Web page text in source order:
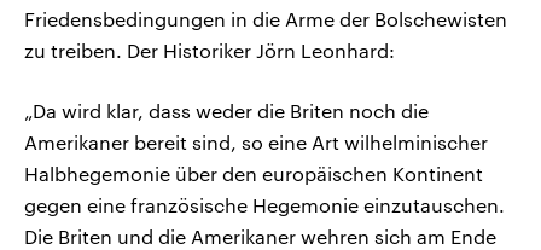
Friedensbedingungen in die Arme der Bolschewisten
zu treiben. Der Historiker Jörn Leonhard:
„Da wird klar, dass weder die Briten noch die
Amerikaner bereit sind, so eine Art wilhelminischer
Halbhegemonie über den europäischen Kontinent
gegen eine französische Hegemonie einzutauschen.
Die Briten und die Amerikaner wehren sich am Ende